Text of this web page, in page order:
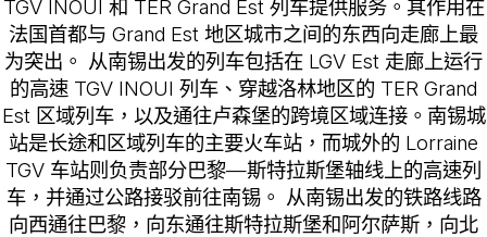
TGV INOUI 和 TER Grand Est 列车提供服务。其作用在
法国首都与 Grand Est 地区城市之间的东西向走廊上最
为突出。 从南锡出发的列车包括在 LGV Est 走廊上运行
的高速 TGV INOUI 列车、穿越洛林地区的 TER Grand
Est 区域列车，以及通往卢森堡的跨境区域连接。南锡城
站是长途和区域列车的主要火车站，而城外的 Lorraine
TGV 车站则负责部分巴黎—斯特拉斯堡轴线上的高速列
车，并通过公路接驳前往南锡。 从南锡出发的铁路线路
向西通往巴黎，向东通往斯特拉斯堡和阿尔萨斯，向北